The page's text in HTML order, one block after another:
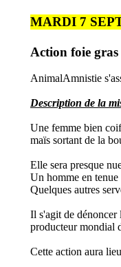
MARDI 7
Action foie gras
AnimalAmnistie
Description de la
Une femme bien
maïs sortant de la
Elle sera presque
Un homme en
Quelques autres
Il s'agit de dénoncer
producteur mondial
Cette action aura